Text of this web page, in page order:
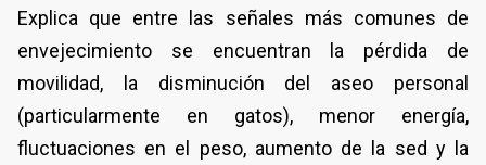
Explica que entre las señales más comunes de
envejecimiento se encuentran la pérdida de
movilidad, la disminución del aseo personal
(particularmente en gatos), menor energía,
fluctuaciones en el peso, aumento de la sed y la